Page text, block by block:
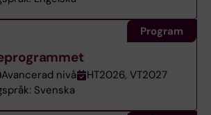
Avancerad nivå
HT2026, VT2027
Svenska
Program